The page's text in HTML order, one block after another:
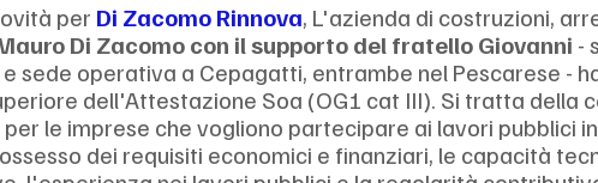
per Di Zacomo Rinnova, L'azienda di costruzioni,
Di Zacomo con il supporto del fratello Giovanni -
sede operativa a Cepagatti, entrambe nel Pescarese -
dell'Attestazione Soa (OG1 cat III). Si tratta della
le imprese che vogliono partecipare ai lavori pubblici
dei requisiti economici e finanziari, le capacità